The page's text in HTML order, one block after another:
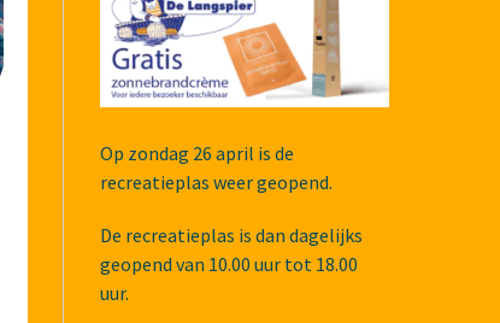
Op zondag 26 april is de
recreatieplas weer geopend.
De recreatieplas is dan dagelijks
geopend van 10.00 uur tot 18.00
uur.